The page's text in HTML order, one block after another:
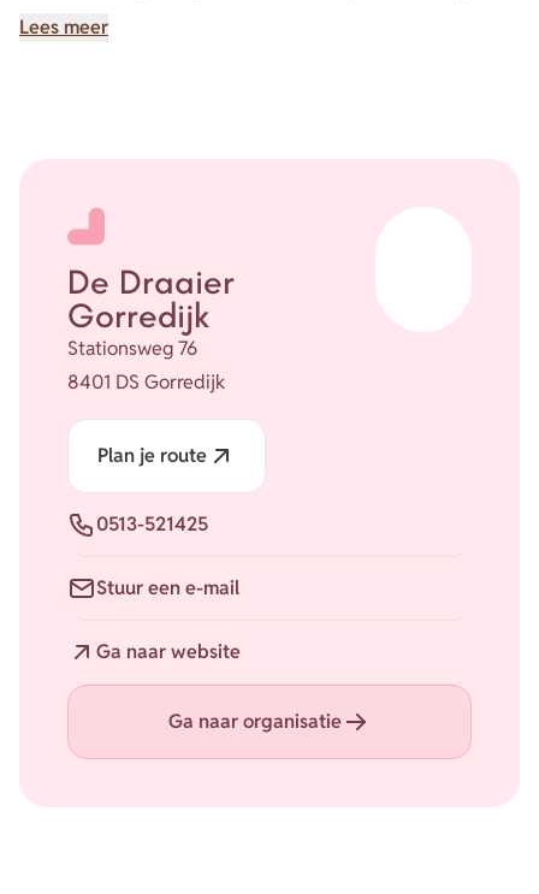
iedere dinsdagavond van 19.30 tot 20.30
Lees meer
De Draaier
Gorredijk
Stationsweg 76
8401 DS Gorredijk
Plan je route
Telefoon
0513-521425
Stuur een e-mail
Ga naar website
Ga naar organisatie